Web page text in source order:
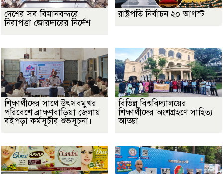
দেশের সব বিমানবন্দরে
নিরাপত্তা জোরদারের নির্দেশ
রাষ্ট্রপতি নির্বাচন ২০ আগস্ট
শিক্ষার্থীদের সাথে উৎসবমুখর
পরিবেশে ব্রাক্ষণবাড়িয়া জেলায়
বইপড়া কর্মসূচীর শুভসূচনা।
বিভিন্ন বিশ্ববিদ্যালয়ের
শিক্ষার্থীদের অংশগ্রহণে সাহিত্য
আড্ডা